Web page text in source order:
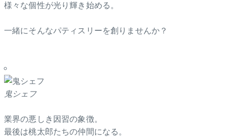
様々な個性が光り輝き始める。
一緒にそんなパティスリーを創りませんか？
鬼シェフ
業界の悪しき因習の象徴。
最後は桃太郎たちの仲間になる。